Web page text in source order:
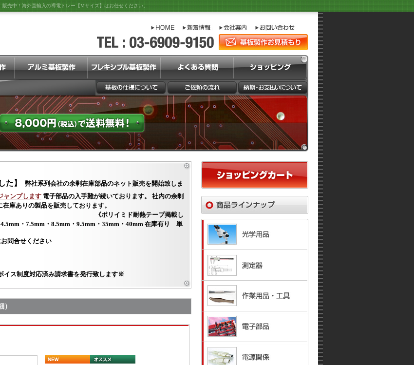
売中！海外直輸入の導電トレー【Mサイズ】はお任せください。
た】
弊社系列会社の余剰在庫部品のネット販売を開始致しま
ャンプします電子部品の入手難が続いております。 社内の余剰
庫ありの製品を販売しております。
耐熱テープ掲載し
・7.5mm・8.5mm・9.5mm・35mm・40mm 在庫有り 単
問合せください
イス制度対応済み請求書を発行致します※